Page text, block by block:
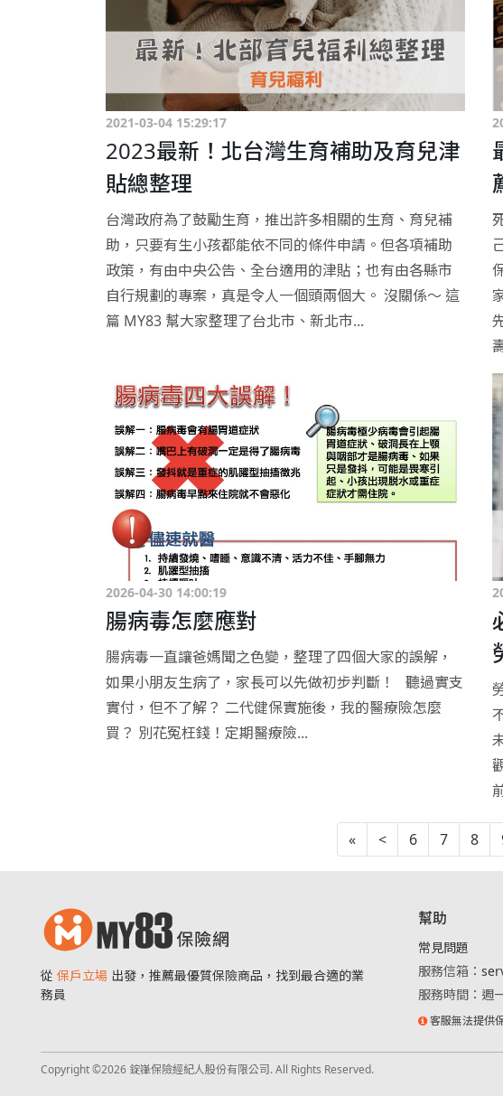
2021-03-04 15:29:17
2023最新！北台灣生育補助及育兒津
貼總整理
台灣政府為了鼓勵生育，推出許多相關的生育、育兒補
助，只要有生小孩都能依不同的條件申請。但各項補助
政策，有由中央公告、全台適用的津貼；也有由各縣市
自行規劃的專案，真是令人一個頭兩個大。 沒關係～ 這
篇 MY83 幫大家整理了台北市、新北市...
2026-04-30 14:00:19
腸病毒怎麼應對
腸病毒一直讓爸媽聞之色變，整理了四個大家的誤解，
如果小朋友生病了，家長可以先做初步判斷！ 聽過實支
實付，但不了解？ 二代健保實施後，我的醫療險怎麼
買？ 別花冤枉錢！定期醫療險...
« < 6 7 8
從 保戶立場 出發，推薦最優質保險商品，找到最合適的業
務員
幫助
常見問題
服務信箱：
服務時間：週
客服無法提供
Copyright ©2026 錠嵂保險經紀人股份有限公司. All Rights Reserved.